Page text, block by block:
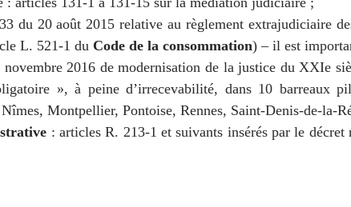
du 20 août 2015 relative au règlement extrajudiciaire
L. 521-1 du Code de la consommation) – il est
2016 de modernisation de la justice du XXIe
», à peine d’irrecevabilité, dans 10 barreaux
Montpellier, Pontoise, Rennes, Saint-Denis-de-la-
: articles R. 213-1 et suivants insérés par le